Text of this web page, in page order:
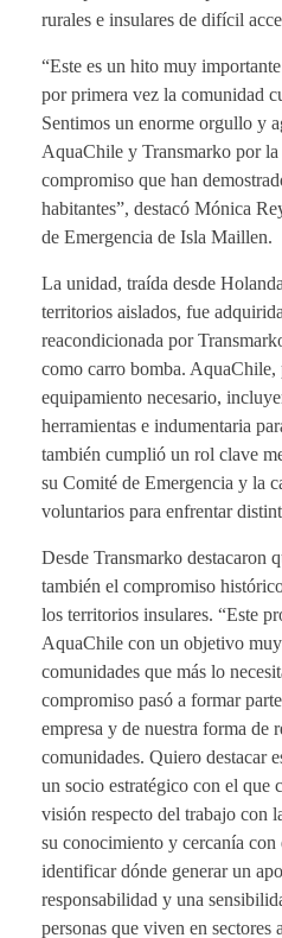
rurales e insulares de difícil
“Este es un hito muy
por primera vez la comunidad
Sentimos un enorme orgullo y
AquaChile y Transmarko por
compromiso que han
habitantes”, destacó Mónica
de Emergencia de Isla Maillen.
La unidad, traída desde
territorios aislados, fue
reacondicionada por
como carro bomba. AquaChile,
equipamiento necesario,
herramientas e indumentaria
también cumplió un rol clave
su Comité de Emergencia y la
voluntarios para enfrentar
Desde Transmarko destacaron
también el compromiso
los territorios insulares. “Este
AquaChile con un objetivo
comunidades que más lo
compromiso pasó a formar
empresa y de nuestra forma de
comunidades. Quiero destacar
un socio estratégico con el que
visión respecto del trabajo con
su conocimiento y cercanía
identificar dónde generar un
responsabilidad y una
personas que viven en